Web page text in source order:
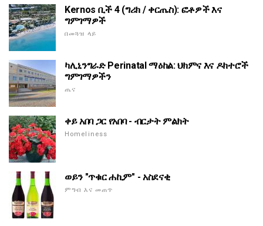
Kernos ቢች 4 (ግሪክ / ቀርጤስ): ፎቶዎች እና
ግምገማዎች
በመጓዝ ላይ
ካሊኒንግራድ Perinatal ማዕከል: ህክምና እና ዶክተሮች
ግምገማዎችን
ጤና
ቀይ አበባ ጋር የአበባ - ብርታት ምልክት
Homeliness
ወይን "ጥቁር ሐኪም" - አስደናቂ
ምግብ እና መጠጥ